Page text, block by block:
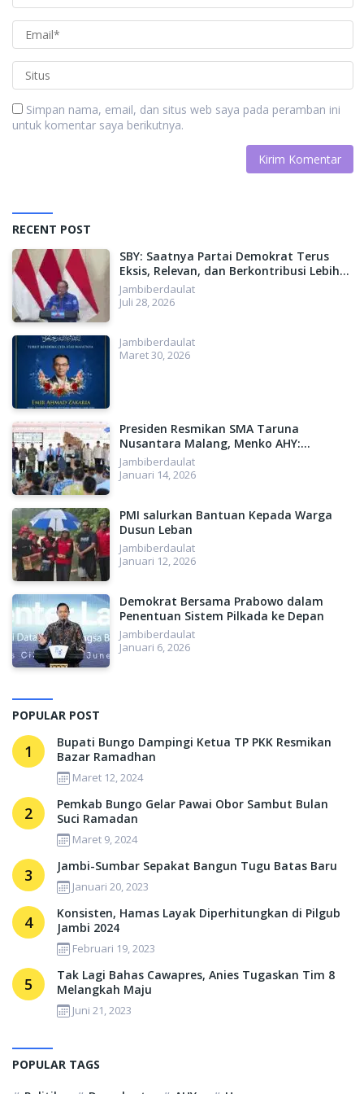
Simpan nama, email, dan situs web saya pada peramban ini
untuk komentar saya berikutnya.
RECENT POST
SBY: Saatnya Partai Demokrat Terus
Eksis, Relevan, dan Berkontribusi Lebih
Besar untuk Indonesia
Jambiberdaulat
Juli 28, 2026
Jambiberdaulat
Maret 30, 2026
Presiden Resmikan SMA Taruna
Nusantara Malang, Menko AHY:
Menyiapkan SDM Unggul, Menuju
Indonesia Emas 2045
Jambiberdaulat
Januari 14, 2026
PMI salurkan Bantuan Kepada Warga
Dusun Leban
Jambiberdaulat
Januari 12, 2026
Demokrat Bersama Prabowo dalam
Penentuan Sistem Pilkada ke Depan
Jambiberdaulat
Januari 6, 2026
POPULAR POST
1
Bupati Bungo Dampingi Ketua TP PKK Resmikan
Bazar Ramadhan
Maret 12, 2024
2
Pemkab Bungo Gelar Pawai Obor Sambut Bulan
Suci Ramadan
Maret 9, 2024
3 Jambi-Sumbar Sepakat Bangun Tugu Batas Baru
Januari 20, 2023
4
Konsisten, Hamas Layak Diperhitungkan di Pilgub
Jambi 2024
Februari 19, 2023
5
Tak Lagi Bahas Cawapres, Anies Tugaskan Tim 8
Melangkah Maju
Juni 21, 2023
POPULAR TAGS